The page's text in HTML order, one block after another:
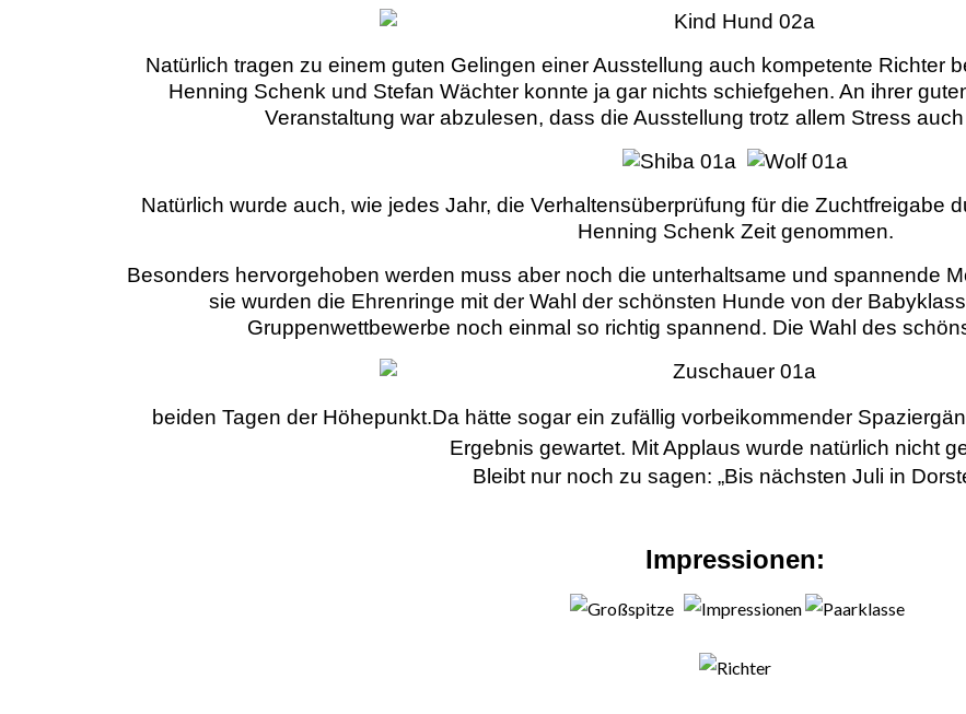
Natürlich tragen zu einem guten Gelingen einer Ausstellung auch kompetente Richter
Henning Schenk und Stefan Wächter konnte ja gar nichts schiefgehen. An ihrer
Veranstaltung war abzulesen, dass die Ausstellung trotz allem Stress
Natürlich wurde auch, wie jedes Jahr, die Verhaltensüberprüfung für die Zuchtfreigabe
Henning Schenk Zeit genommen.
Besonders hervorgehoben werden muss aber noch die unterhaltsame und spannende
sie wurden die Ehrenringe mit der Wahl der schönsten Hunde von der
Gruppenwettbewerbe noch einmal so richtig spannend. Die Wahl des
beiden Tagen der Höhepunkt.Da hätte sogar ein zufällig vorbeikommender
Ergebnis gewartet. Mit Applaus wurde natürlich nicht
Bleibt nur noch zu sagen: „Bis nächsten Juli in
Impressionen: